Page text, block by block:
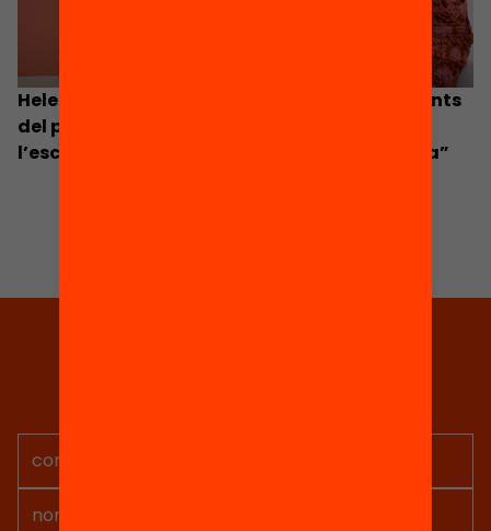
Helen O’Donnell – “Els infants no són conscients
del potencial que té l’aprenentatge fora de
l’escola, i quan el descobreixen els empodera”